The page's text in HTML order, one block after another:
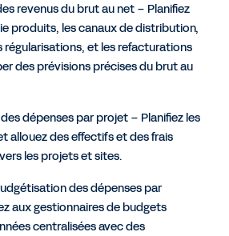
revenus du brut au net – Planifiez
produits, les canaux de distribution,
régularisations, et les refacturations
des prévisions précises du brut au
dépenses par projet – Planifiez les
allouez des effectifs et des frais
les projets et sites.
des dépenses par
aux gestionnaires de budgets
centralisées avec des